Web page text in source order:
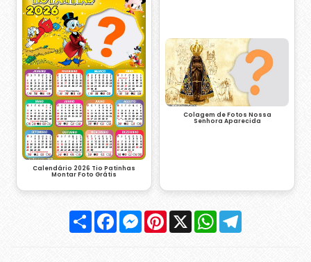
Calendário 2026 Tio Patinhas
Montar Foto Grátis
Colagem de Fotos Nossa
Senhora Aparecida
Compartilhar
FacebookMessenger
Pinterest
X WhatsApp